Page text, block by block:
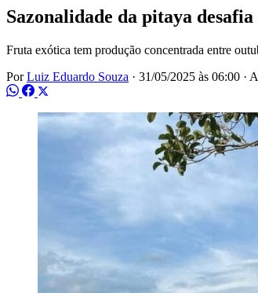
Sazonalidade da pitaya
Fruta exótica tem produção concentrada entre
PorLuiz Eduardo Souza · 31/05/2025 às 06:00 ·